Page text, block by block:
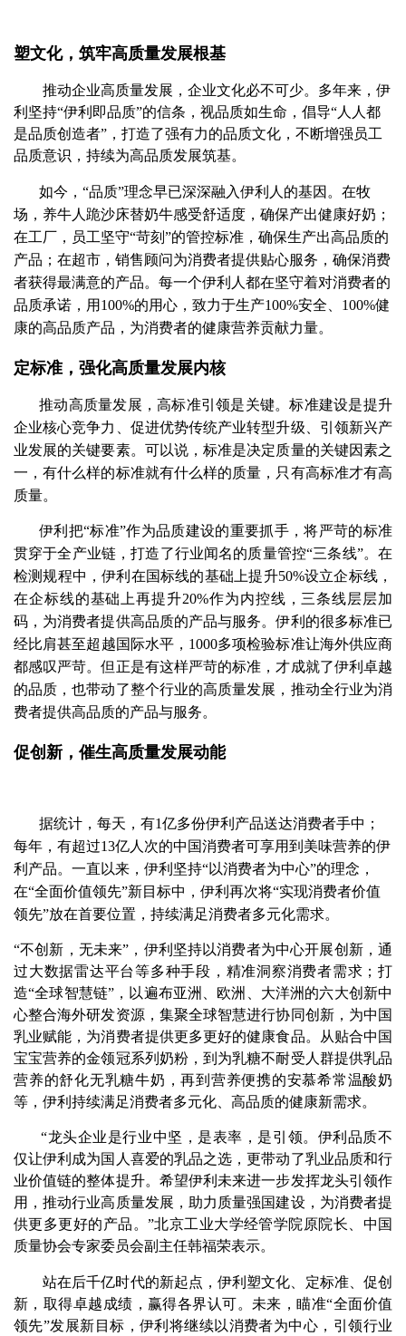
塑文化，筑牢高质量发展根基
推动企业高质量发展，企业文化必不可少。多年来，伊
利坚持“伊利即品质”的信条，视品质如生命，倡导“人人都
是品质创造者”，打造了强有力的品质文化，不断增强员工
品质意识，持续为高品质发展筑基。
如今，“品质”理念早已深深融入伊利人的基因。在牧
场，养牛人跪沙床替奶牛感受舒适度，确保产出健康好奶；
在工厂，员工坚守“苛刻”的管控标准，确保生产出高品质的
产品；在超市，销售顾问为消费者提供贴心服务，确保消费
者获得最满意的产品。每一个伊利人都在坚守着对消费者的
品质承诺，用100%的用心，致力于生产100%安全、100%健
康的高品质产品，为消费者的健康营养贡献力量。
定标准，强化高质量发展内核
推动高质量发展，高标准引领是关键。标准建设是提升
企业核心竞争力、促进优势传统产业转型升级、引领新兴产
业发展的关键要素。可以说，标准是决定质量的关键因素之
一，有什么样的标准就有什么样的质量，只有高标准才有高
质量。
伊利把“标准”作为品质建设的重要抓手，将严苛的标准
贯穿于全产业链，打造了行业闻名的质量管控“三条线”。在
检测规程中，伊利在国标线的基础上提升50%设立企标线，
在企标线的基础上再提升20%作为内控线，三条线层层加
码，为消费者提供高品质的产品与服务。伊利的很多标准已
经比肩甚至超越国际水平，1000多项检验标准让海外供应商
都感叹严苛。但正是有这样严苛的标准，才成就了伊利卓越
的品质，也带动了整个行业的高质量发展，推动全行业为消
费者提供高品质的产品与服务。
促创新，催生高质量发展动能
据统计，每天，有1亿多份伊利产品送达消费者手中；
每年，有超过13亿人次的中国消费者可享用到美味营养的伊
利产品。一直以来，伊利坚持“以消费者为中心”的理念，
在“全面价值领先”新目标中，伊利再次将“实现消费者价值
领先”放在首要位置，持续满足消费者多元化需求。
“不创新，无未来”，伊利坚持以消费者为中心开展创新，通
过大数据雷达平台等多种手段，精准洞察消费者需求；打
造“全球智慧链”，以遍布亚洲、欧洲、大洋洲的六大创新中
心整合海外研发资源，集聚全球智慧进行协同创新，为中国
乳业赋能，为消费者提供更多更好的健康食品。从贴合中国
宝宝营养的金领冠系列奶粉，到为乳糖不耐受人群提供乳品
营养的舒化无乳糖牛奶，再到营养便携的安慕希常温酸奶
等，伊利持续满足消费者多元化、高品质的健康新需求。
“龙头企业是行业中坚，是表率，是引领。伊利品质不
仅让伊利成为国人喜爱的乳品之选，更带动了乳业品质和行
业价值链的整体提升。希望伊利未来进一步发挥龙头引领作
用，推动行业高质量发展，助力质量强国建设，为消费者提
供更多更好的产品。”北京工业大学经管学院原院长、中国
质量协会专家委员会副主任韩福荣表示。
站在后千亿时代的新起点，伊利塑文化、定标准、促创
新，取得卓越成绩，赢得各界认可。未来，瞄准“全面价值
领先”发展新目标，伊利将继续以消费者为中心，引领行业